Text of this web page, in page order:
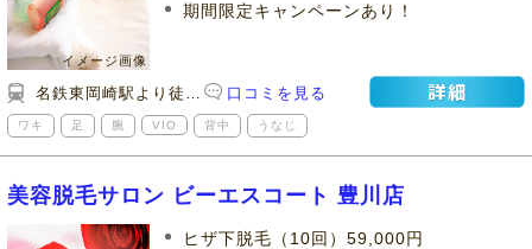
期間限定キャンペーンあり！
名鉄東岡崎駅より徒歩3分 口コミを見る
ワキ 足 腕 VIO 背中 うなじ
美容脱毛サロン ビーエスコート 豊川店
ヒザ下脱毛（10回）59,000円